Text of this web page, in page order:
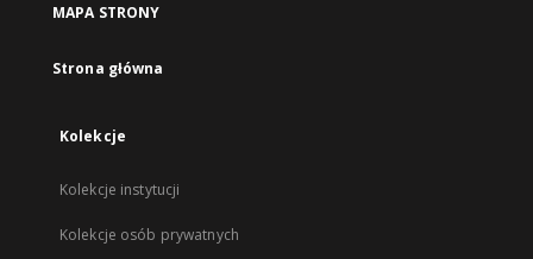
MAPA STRONY
Strona główna
Kolekcje
Kolekcje instytucji
Kolekcje osób prywatnych